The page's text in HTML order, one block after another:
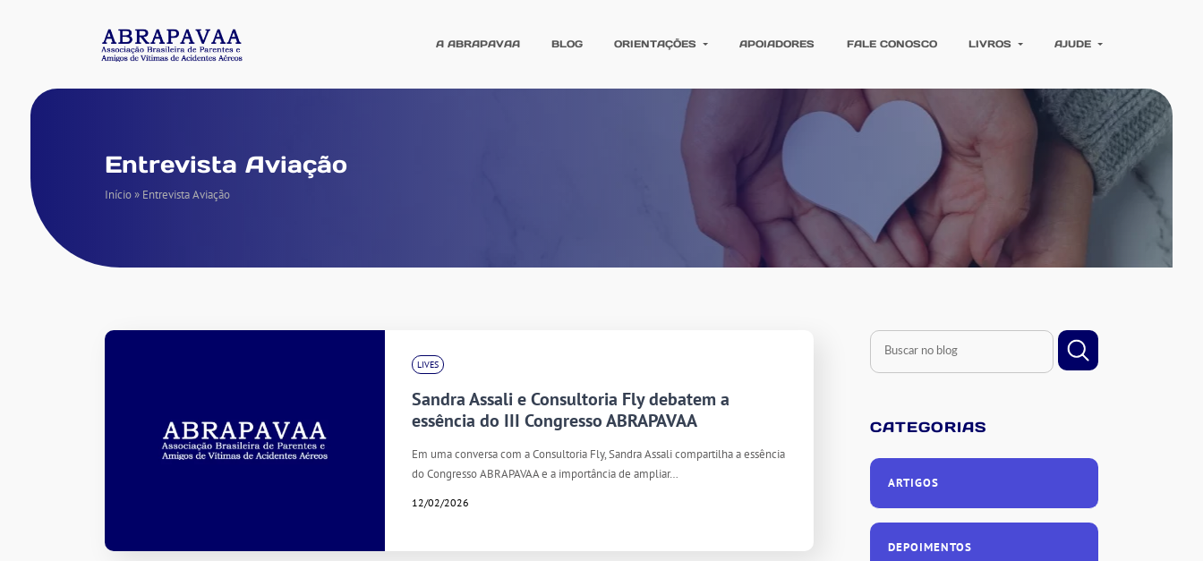
A ABRAPAVAA BLOG ORIENTAÇÕES APOIADORES FALE CONOSCO LIVROS AJUDE
Entrevista Aviação
Início» Entrevista Aviação
LIVES
Sandra Assali e Consultoria Fly debatem a
essência do III Congresso ABRAPAVAA
Em uma conversa com a Consultoria Fly, Sandra Assali compartilha a essência
do Congresso ABRAPAVAA e a importância de ampliar…
12/02/2026
CATEGORIAS
ARTIGOS
DEPOIMENTOS